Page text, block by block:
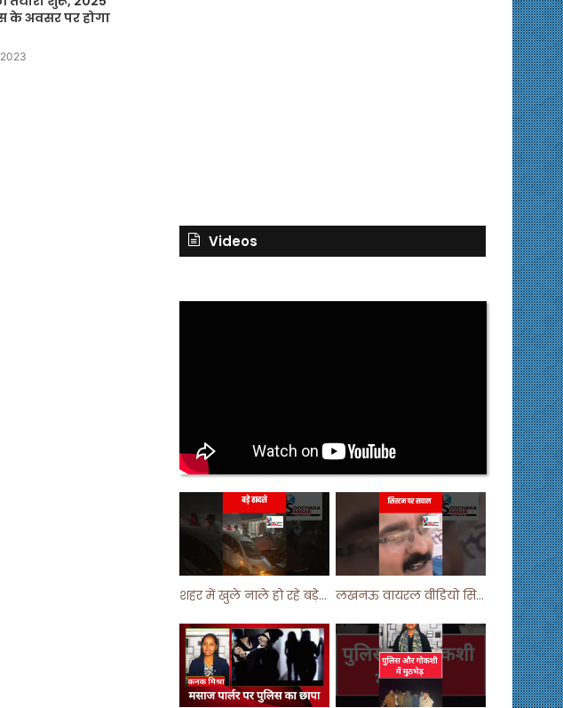
के अवसर पर होगा
Videos
शहर में खुले नाले हो रहे बड़े हादसे ! #shortsvideo #shorts लखनऊ वायरल वीडियो सिस्टम पर सवाल ! #shorts #shortvideo